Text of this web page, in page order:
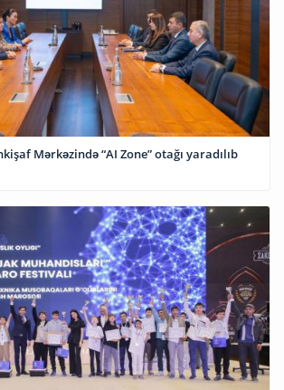
Mərkəzində “AI Zone” otağı yaradılıb